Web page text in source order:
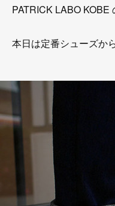
PATRICK LABO KOBE
本日は定番シューズか